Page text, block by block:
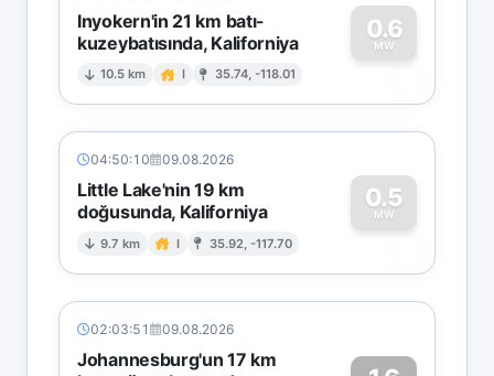
Inyokern'in 21 km batı-
kuzeybatısında, Kaliforniya
10.5 km I 35.74, -118.01
0.6
MW
0
04:50:10 09.08.2026
Little Lake'nin 19 km
doğusunda, Kaliforniya
9.7 km I 35.92, -117.70
0.5
MW
0
02:03:51 09.08.2026
Johannesburg'un 17 km